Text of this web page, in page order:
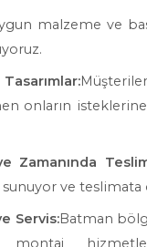
malzeme ve
onların
Zamanında
sunuyor ve
Servis:Batman
montaj